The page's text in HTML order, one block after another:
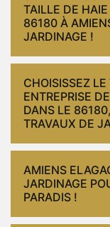
TAILLE DE
86180 À
JARDINAGE !
CHOISISSEZ
ENTREPRISE
DANS LE
TRAVAUX DE
AMIENS
JARDINAGE
PARADIS !